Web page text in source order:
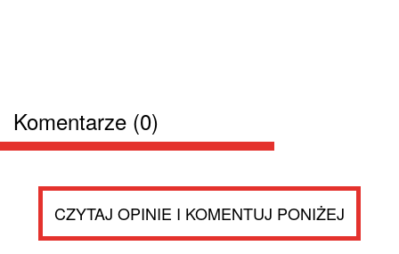
Komentarze (0)
CZYTAJ OPINIE I KOMENTUJ PONIŻEJ